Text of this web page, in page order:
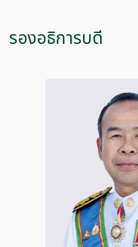
รองอธิการบดี